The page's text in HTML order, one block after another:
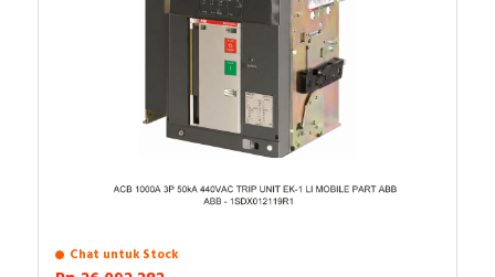
Chat untuk Stock